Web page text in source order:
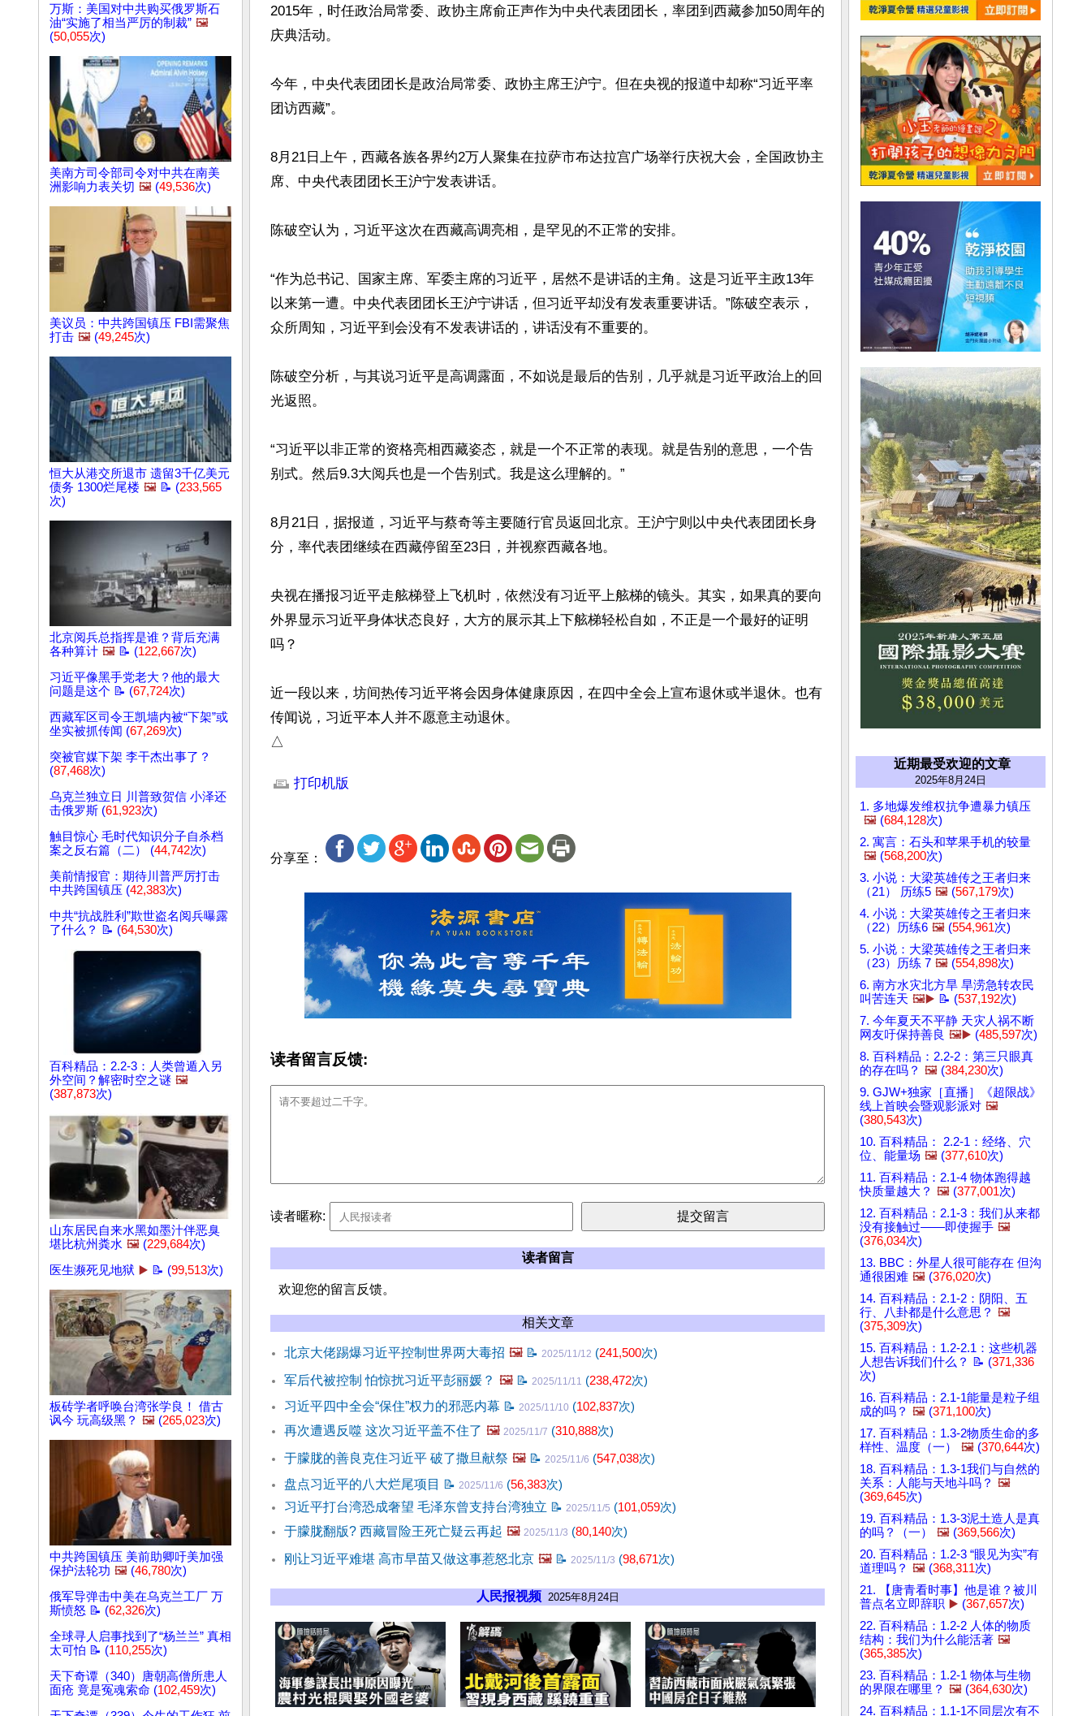
万斯：美国对中共购买俄罗斯石
油“实施了相当严厉的制裁” 🖼️
(50,055次)
美南方司令部司令对中共在南美
洲影响力表关切 🖼️ (49,536次)
美议员：中共跨国镇压 FBI需聚焦
打击 🖼️ (49,245次)
恒大从港交所退市 遗留3千亿美元
债务 1300烂尾楼 🖼️ 📝 (233,565
次)
北京阅兵总指挥是谁？背后充满
各种算计 🖼️ 📝 (122,667次)
习近平像黑手党老大？他的最大
问题是这个 📝 (67,724次)
西藏军区司令王凯墙内被“下架”或
坐实被抓传闻 (67,269次)
突被官媒下架 李干杰出事了？
(87,468次)
乌克兰独立日 川普致贺信 小泽还
击俄罗斯 (61,923次)
触目惊心 毛时代知识分子自杀档
案之反右篇（二） (44,742次)
美前情报官：期待川普严厉打击
中共跨国镇压 (42,383次)
中共“抗战胜利”欺世盗名阅兵曝露
了什么？ 📝 (64,530次)
百科精品：2.2-3：人类曾遁入另
外空间？解密时空之谜 🖼️
(387,873次)
山东居民自来水黑如墨汁伴恶臭
堪比杭州粪水 🖼️ (229,684次)
医生濒死见地狱 ▶️ 📝 (99,513次)
板砖学者呼唤台湾张学良！ 借古
讽今 玩高级黑？ 🖼️ (265,023次)
中共跨国镇压 美前助卿吁美加强
保护法轮功 🖼️ (46,780次)
俄军导弹击中美在乌克兰工厂 万
斯愤怒 📝 (62,326次)
全球寻人启事找到了“杨兰兰” 真相
太可怕 📝 (110,255次)
天下奇谭（340）唐朝高僧所患人
面疮 竟是冤魂索命 (102,459次)
2015年，时任政治局常委、政协主席俞正声作为中央代表团团长，率团到西藏参加50周年的
庆典活动。
今年，中央代表团团长是政治局常委、政协主席王沪宁。但在央视的报道中却称“习近平率
团访西藏”。
8月21日上午，西藏各族各界约2万人聚集在拉萨市布达拉宫广场举行庆祝大会，全国政协主
席、中央代表团团长王沪宁发表讲话。
陈破空认为，习近平这次在西藏高调亮相，是罕见的不正常的安排。
“作为总书记、国家主席、军委主席的习近平，居然不是讲话的主角。这是习近平主政13年
以来第一遭。中央代表团团长王沪宁讲话，但习近平却没有发表重要讲话。”陈破空表示，
众所周知，习近平到会没有不发表讲话的，讲话没有不重要的。
陈破空分析，与其说习近平是高调露面，不如说是最后的告别，几乎就是习近平政治上的回
光返照。
“习近平以非正常的资格亮相西藏姿态，就是一个不正常的表现。就是告别的意思，一个告
别式。然后9.3大阅兵也是一个告别式。我是这么理解的。”
8月21日，据报道，习近平与蔡奇等主要随行官员返回北京。王沪宁则以中央代表团团长身
分，率代表团继续在西藏停留至23日，并视察西藏各地。
央视在播报习近平走舷梯登上飞机时，依然没有习近平上舷梯的镜头。其实，如果真的要向
外界显示习近平身体状态良好，大方的展示其上下舷梯轻松自如，不正是一个最好的证明
吗？
近一段以来，坊间热传习近平将会因身体健康原因，在四中全会上宣布退休或半退休。也有
传闻说，习近平本人并不愿意主动退休。
△
打印机版
分享至：
读者留言反馈:
读者暱称:
读者留言
欢迎您的留言反馈。
相关文章
北京大佬踢爆习近平控制世界两大毒招 🖼️ 📝 2025/11/12 (241,500次)
军后代被控制 怕惊扰习近平彭丽媛？ 🖼️ 📝 2025/11/11 (238,472次)
习近平四中全会“保住”权力的邪恶内幕 📝 2025/11/10 (102,837次)
再次遭遇反噬 这次习近平盖不住了 🖼️ 2025/11/7 (310,888次)
于朦胧的善良克住习近平 破了撒旦献祭 🖼️ 📝 2025/11/6 (547,038次)
盘点习近平的八大烂尾项目 📝 2025/11/6 (56,383次)
习近平打台湾恐成奢望 毛泽东曾支持台湾独立 📝 2025/11/5 (101,059次)
于朦胧翻版? 西藏冒险王死亡疑云再起 🖼️ 2025/11/3 (80,140次)
刚让习近平难堪 高市早苗又做这事惹怒北京 🖼️ 📝 2025/11/3 (98,671次)
人民报视频 2025年8月24日
近期最受欢迎的文章
2025年8月24日
1. 多地爆发维权抗争遭暴力镇压
🖼️ (684,128次)
2. 寓言：石头和苹果手机的较量
🖼️ (568,200次)
3. 小说：大梁英雄传之王者归来
（21） 历练5 🖼️ (567,179次)
4. 小说：大梁英雄传之王者归来
（22）历练6 🖼️ (554,961次)
5. 小说：大梁英雄传之王者归来
（23）历练 7 🖼️ (554,898次)
6. 南方水灾北方旱 旱涝急转农民
叫苦连天 🖼️▶️ 📝 (537,192次)
7. 今年夏天不平静 天灾人祸不断
网友吁保持善良 🖼️▶️ (485,597次)
8. 百科精品：2.2-2：第三只眼真
的存在吗？ 🖼️ (384,230次)
9. GJW+独家［直播］《超限战》
线上首映会暨观影派对 🖼️
(380,543次)
10. 百科精品： 2.2-1：经络、穴
位、能量场 🖼️ (377,610次)
11. 百科精品：2.1-4 物体跑得越
快质量越大？ 🖼️ (377,001次)
12. 百科精品：2.1-3：我们从来都
没有接触过——即使握手 🖼️
(376,034次)
13. BBC：外星人很可能存在 但沟
通很困难 🖼️ (376,020次)
14. 百科精品：2.1-2：阴阳、五
行、八卦都是什么意思？ 🖼️
(375,309次)
15. 百科精品：1.2-2.1：这些机器
人想告诉我们什么？ 📝 (371,336
次)
16. 百科精品：2.1-1能量是粒子组
成的吗？ 🖼️ (371,100次)
17. 百科精品：1.3-2物质生命的多
样性、温度（一）
🖼️ (370,644次)
18. 百科精品：1.3-1我们与自然的
关系：人能与天地斗吗？ 🖼️
(369,645次)
19. 百科精品：1.3-3泥土造人是真
的吗？（一）
🖼️ (369,566次)
20. 百科精品：1.2-3 “眼见为实”有
道理吗？ 🖼️ (368,311次)
21. 【唐青看时事】他是谁？被川
普点名立即辞职 ▶️ (367,657次)
22. 百科精品：1.2-2 人体的物质
结构：我们为什么能活著 🖼️
(365,385次)
23. 百科精品：1.2-1 物体与生物
的界限在哪里？ 🖼️ (364,630次)
24. 百科精品：1.1-1不同层次有不